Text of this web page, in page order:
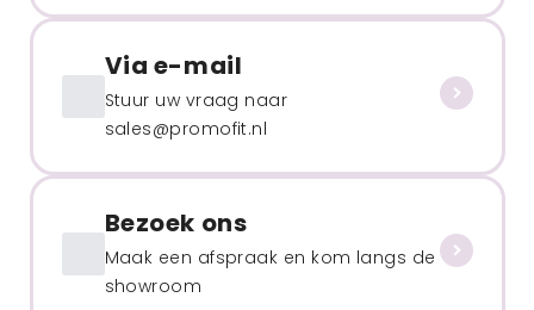
Via e-mail
Stuur uw vraag naar
sales@promofit.nl
Bezoek ons
Maak een afspraak en kom langs de
showroom